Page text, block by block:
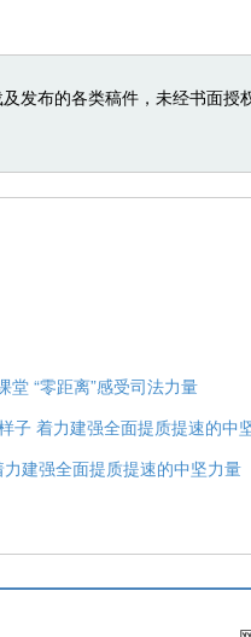
发布的各类稿件，未经书面授
堂 “零距离”感受司法力量
子 着力建强全面提质提速的中
建强全面提质提速的中坚力量